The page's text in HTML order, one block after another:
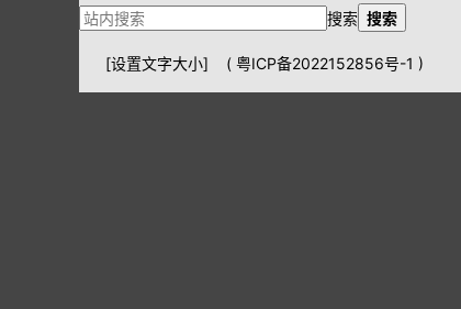
搜索 搜索
( 粤ICP备2022152856号-1 )
[设置文字大小]